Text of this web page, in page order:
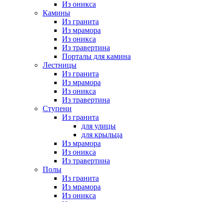
Из оникса
Камины
Из гранита
Из мрамора
Из оникса
Из травертина
Порталы для камина
Лестницы
Из гранита
Из мрамора
Из оникса
Из травертина
Ступени
Из гранита
для улицы
для крыльца
Из мрамора
Из оникса
Из травертина
Полы
Из гранита
Из мрамора
Из оникса